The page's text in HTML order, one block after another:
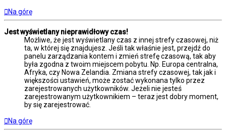
Na górę
Jest wyświetlany nieprawidłowy czas!
Możliwe, że jest wyświetlany czas z innej strefy czasowej, niż
ta, w której się znajdujesz. Jeśli tak właśnie jest, przejdź do
panelu zarządzania kontem i zmień strefę czasową, tak aby
była zgodna z twoim miejscem pobytu. Np. Europa centralna,
Afryka, czy Nowa Zelandia. Zmiana strefy czasowej, tak jak i
większości ustawień, może zostać wykonana tylko przez
zarejestrowanych użytkowników. Jeżeli nie jesteś
zarejestrowanym użytkownikiem – teraz jest dobry moment,
by się zarejestrować.
Na górę